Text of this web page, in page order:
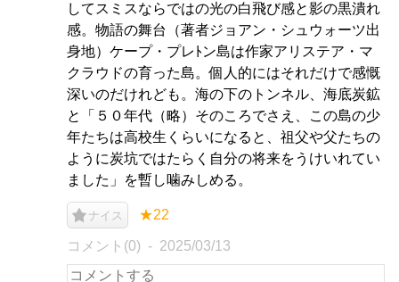
してスミスならではの光の白飛び感と影の黒潰れ
感。物語の舞台（著者ジョアン・シュウォーツ出
身地）ケープ・プレﾄン島は作家アリステア・マ
クラウドの育った島。個人的にはそれだけで感慨
深いのだけれども。海の下のトンネル、海底炭鉱
と「５０年代（略）そのころでさえ、この島の少
年たちは高校生くらいになると、祖父や父たちの
ように炭坑ではたらく自分の将来をうけいれてい
ました」を暫し噛みしめる。
ナイス ★22
コメント(0) 2025/03/13